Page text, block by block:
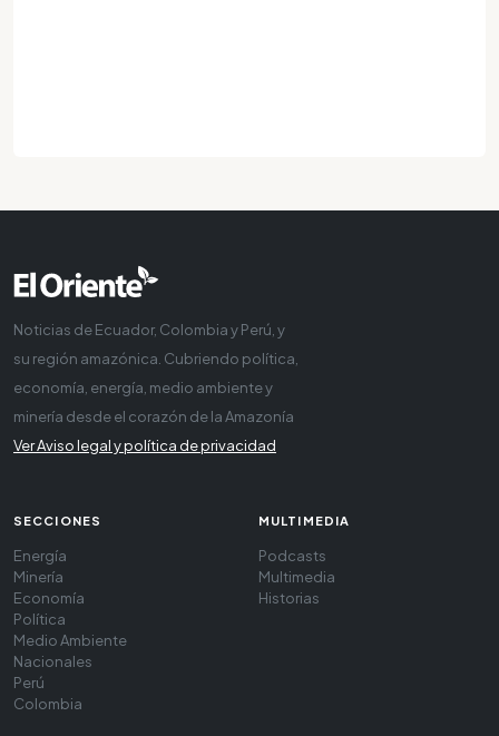
Noticias de Ecuador, Colombia y Perú, y
su región amazónica. Cubriendo política,
economía, energía, medio ambiente y
minería desde el corazón de la Amazonía
Ver Aviso legal y política de privacidad
SECCIONES
Energía
Minería
Economía
Política
Medio Ambiente
Nacionales
Perú
Colombia
MULTIMEDIA
Podcasts
Multimedia
Historias